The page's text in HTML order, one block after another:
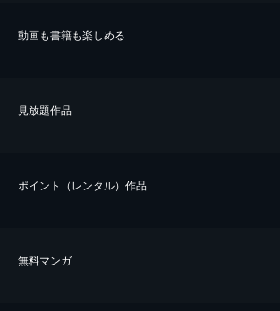
動画も書籍も楽しめる
⾒放題作品
ポイント（レンタル）作品
無料マンガ